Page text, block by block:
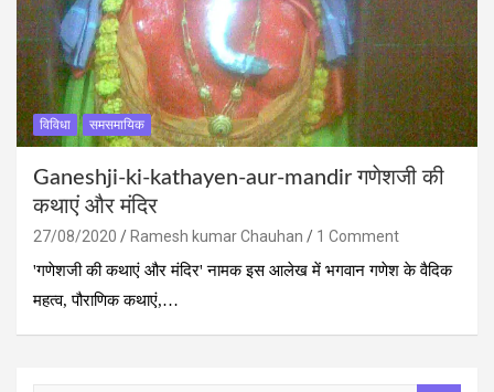
विविधा समसमायिक
Ganeshji-ki-kathayen-aur-mandir गणेशजी की
कथाएं और मंदिर
27/08/2020 Ramesh kumar Chauhan
1 Comment
'गणेशजी की कथाएं और मंदिर' नामक इस आलेख में भगवान गणेश के वैदिक
महत्‍व, पौराणिक कथाएं,…